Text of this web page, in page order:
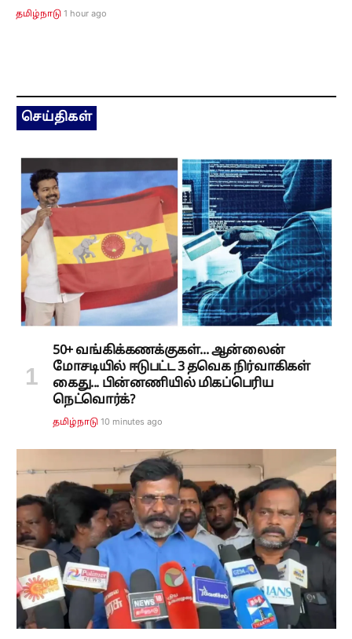
தமிழ்நாடு 1 hour ago
செய்திகள்
50+ வங்கிக்கணக்குகள்... ஆன்லைன்
மோசடியில் ஈடுபட்ட 3 தவெக நிர்வாகிகள்
கைது... பின்னணியில் மிகப்பெரிய
நெட்வொர்க்?
தமிழ்நாடு 10 minutes ago